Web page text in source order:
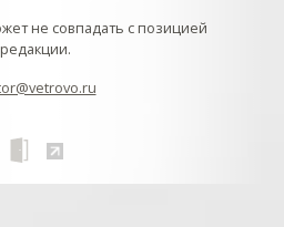
не совпадать с позицией
редакции.